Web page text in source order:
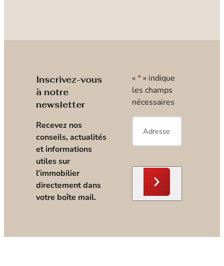
Inscrivez-vous
à notre
newsletter
Recevez nos
conseils, actualités
et informations
utiles sur
l’immobilier
directement dans
votre boîte mail.
« * » indique
les champs
nécessaires
E-
mail*